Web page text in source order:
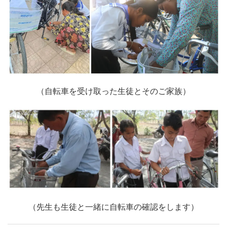
（自転車を受け取った生徒とそのご家族）
（先生も生徒と一緒に自転車の確認をします）